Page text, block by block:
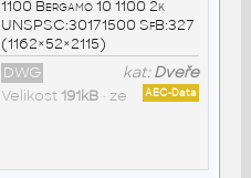
1100 Bergamo 10 1100 2k
UNSPSC:30171500 SfB:327
(1162×52×2115)
kat:Dveře
DWG
AEC-Data
Velikost 191kB• ze